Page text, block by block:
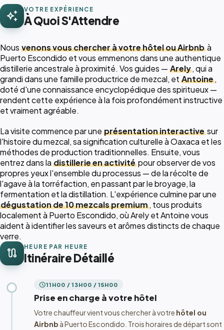
auto_awesome
VOTRE EXPÉRIENCE
À Quoi S'Attendre
Nous venons vous chercher à votre hôtel ou Airbnbà
Puerto Escondido et vous emmenons dans une authentique
distillerie ancestrale à proximité. Vos guides — Arely, qui a
grandi dans une famille productrice de mezcal, et Antoine,
doté d'une connaissance encyclopédique des spiritueux —
rendent cette expérience à la fois profondément instructive
et vraiment agréable.
La visite commence par une présentation interactivesur
l'histoire du mezcal, sa signification culturelle à Oaxaca et les
méthodes de production traditionnelles. Ensuite, vous
entrez dans la distillerie en activitépour observer de vos
propres yeux l'ensemble du processus — de la récolte de
l'agave à la torréfaction, en passant par le broyage, la
fermentation et la distillation. L'expérience culmine par une
dégustation de 10 mezcals premium, tous produits
localement à Puerto Escondido, où Arely et Antoine vous
aident à identifier les saveurs et arômes distincts de chaque
verre.
route
HEURE PAR HEURE
Itinéraire Détaillé
schedule11H00 / 13H00 / 15H00
Prise en charge à votre hôtel
Votre chauffeur vient vous chercher à votre hôtel ou
Airbnb à Puerto Escondido. Trois horaires de départ sont